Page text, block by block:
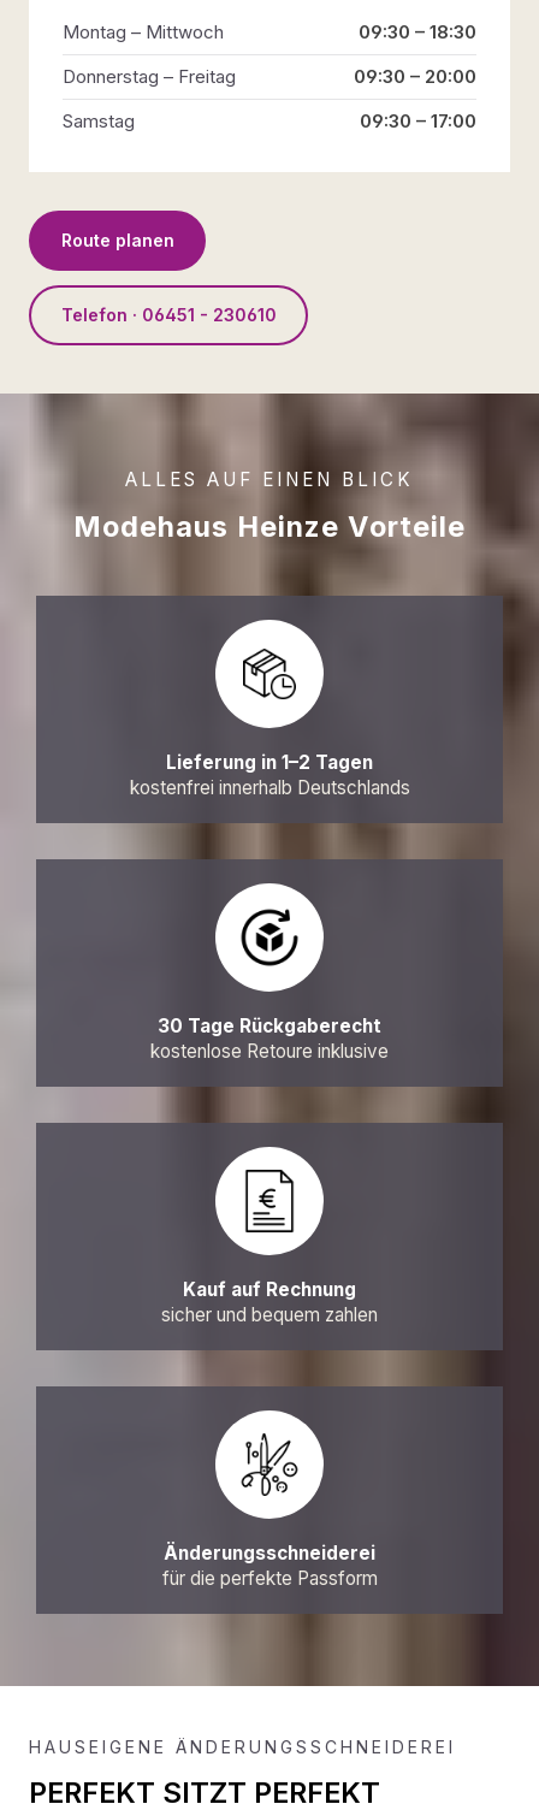
Montag – Mittwoch
09:30 – 18:30
Donnerstag – Freitag
09:30 – 20:00
Samstag
09:30 – 17:00
Route planen
Telefon · 06451 - 230610
ALLES AUF EINEN BLICK
Modehaus Heinze Vorteile
Lieferung in 1–2 Tagen
kostenfrei innerhalb Deutschlands
30 Tage Rückgaberecht
kostenlose Retoure inklusive
Kauf auf Rechnung
sicher und bequem zahlen
Änderungsschneiderei
für die perfekte Passform
HAUSEIGENE ÄNDERUNGSSCHNEIDEREI
PERFEKT SITZT PERFEKT